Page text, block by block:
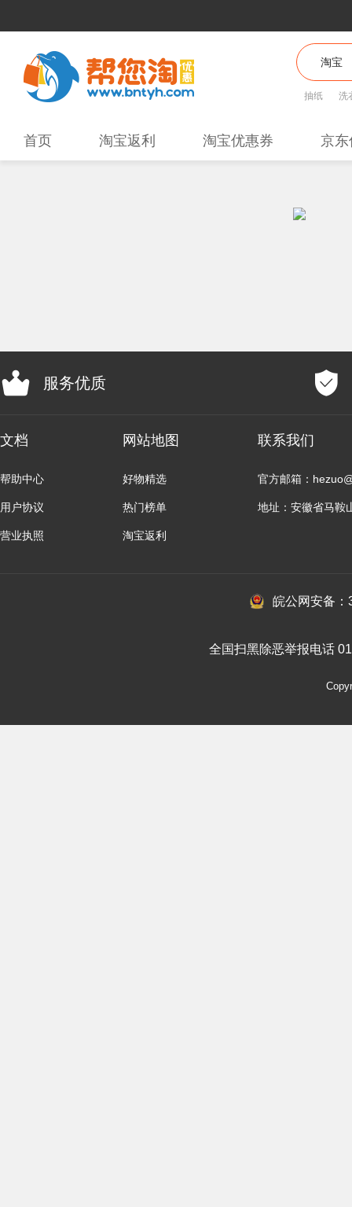
抽纸 洗
首页 淘宝返利 淘宝优惠券 京东
服务优质
文档
帮助中心
用户协议
营业执照
网站地图
好物精选
热门榜单
淘宝返利
联系我们
官方邮箱：
地址：安徽省马鞍
皖公网安备
全国扫黑除恶举报电话